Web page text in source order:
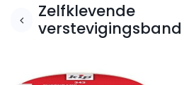
Zelfklevende
verstevigingsband